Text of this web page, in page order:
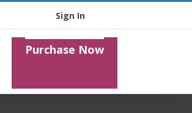
Sign In
Purchase Now